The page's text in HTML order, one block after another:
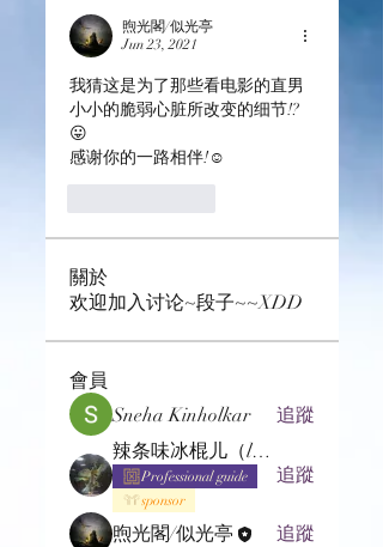
煦光閣/似光亭
Jun 23, 2021
我猜这是为了那些看电影的直男
小小的脆弱心脏所改变的细节!?
😛
感谢你的一路相伴!☺️
關於
欢迎加入讨论~段子~~XDD
會員
Sneha Kinholkar
追蹤
辣条味冰棍儿（lof别玩了要氪金的）
Professional guide
sponsor
追蹤
煦光閣/似光亭
追蹤